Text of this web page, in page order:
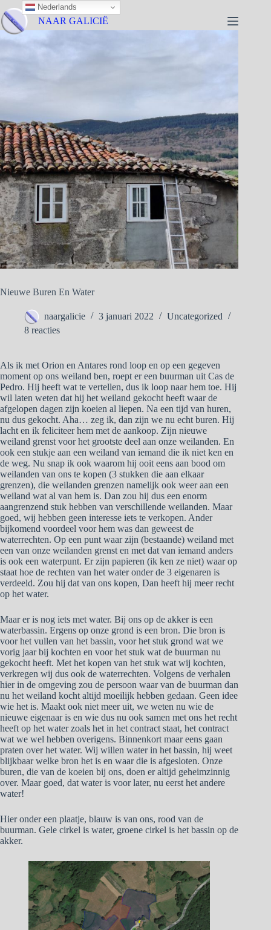
NAAR GALICIË
Nieuwe Buren En Water
naargalicie 3 januari 2022
Uncategorized
8 reacties
Als ik met Orion en Antares rond loop en op een gegeven
moment op ons weiland ben, roept er een buurman uit Cas de
Pedro. Hij heeft wat te vertellen, dus ik loop naar hem toe. Hij
wil laten weten dat hij het weiland gekocht heeft waar de
afgelopen dagen zijn koeien al liepen. Na een tijd van huren,
nu dus gekocht. Aha… zeg ik, dan zijn we nu echt buren. Hij
lacht en ik feliciteer hem met de aankoop. Zijn nieuwe
weiland grenst voor het grootste deel aan onze weilanden. En
ook een stukje aan een weiland van iemand die ik niet ken en
de weg. Nu snap ik ook waarom hij ooit eens aan bood om
weilanden van ons te kopen (3 stukken die aan elkaar
grenzen), die weilanden grenzen namelijk ook weer aan een
weiland wat al van hem is. Dan zou hij dus een enorm
aangrenzend stuk hebben van verschillende weilanden. Maar
goed, wij hebben geen interesse iets te verkopen. Ander
bijkomend voordeel voor hem was dan geweest de
waterrechten. Op een punt waar zijn (bestaande) weiland met
een van onze weilanden grenst en met dat van iemand anders
is ook een waterpunt. Er zijn papieren (ik ken ze niet) waar op
staat hoe de rechten van het water onder de 3 eigenaren is
verdeeld. Zou hij dat van ons kopen, Dan heeft hij meer recht
op het water.
Maar er is nog iets met water. Bij ons op de akker is een
waterbassin. Ergens op onze grond is een bron. Die bron is
voor het vullen van het bassin, voor het stuk grond wat we
vorig jaar bij kochten en voor het stuk wat de buurman nu
gekocht heeft. Met het kopen van het stuk wat wij kochten,
verkregen wij dus ook de waterrechten. Volgens de verhalen
hier in de omgeving zou de persoon waar van de buurman dan
nu het weiland kocht altijd moeilijk hebben gedaan. Geen idee
wie het is. Maakt ook niet meer uit, we weten nu wie de
nieuwe eigenaar is en wie dus nu ook samen met ons het recht
heeft op het water zoals het in het contract staat, het contract
wat we wel hebben overigens. Binnenkort maar eens gaan
praten over het water. Wij willen water in het bassin, hij weet
blijkbaar welke bron het is en waar die is afgesloten. Onze
buren, die van de koeien bij ons, doen er altijd geheimzinnig
over. Maar goed, dat water is voor later, nu eerst het andere
water!
Hier onder een plaatje, blauw is van ons, rood van de
buurman. Gele cirkel is water, groene cirkel is het bassin op de
akker.
Nederlands